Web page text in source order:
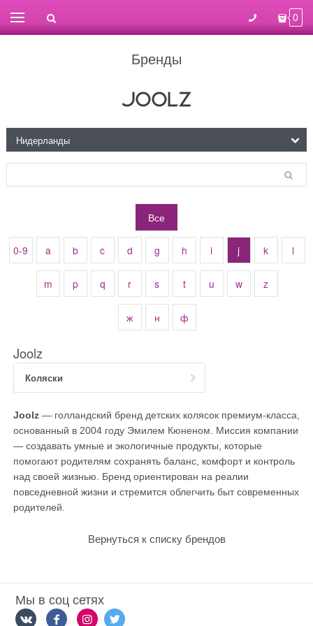
0
Бренды
Все
0-9 a b c d g h i j k l
m p q r s t u w z
ж н ф
Joolz
Коляски
Joolz — голландский бренд детских колясок премиум-класса,
основанный в 2004 году Эмилем Кюненом. Миссия компании
— создавать умные и экологичные продукты, которые
помогают родителям сохранять баланс, комфорт и контроль
над своей жизнью. Бренд ориентирован на реалии
повседневной жизни и стремится облегчить быт современных
родителей.
Вернуться к списку брендов
Мы в соц сетях